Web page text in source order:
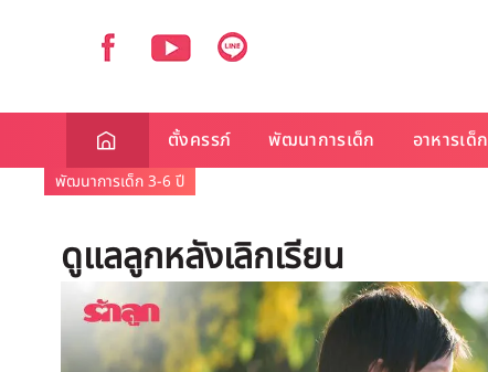
ตั้งครรภ์ พัฒนาการเด็ก อาหารเด็ก
พัฒนาการเด็ก 3-6 ปี
ดูแลลูกหลังเลิกเรียน